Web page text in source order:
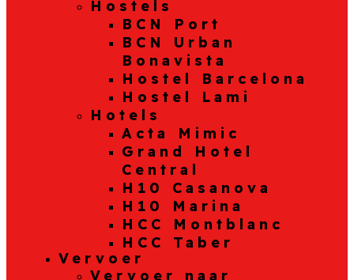
Hostels
BCN Port
BCN Urban
Bonavista
Hostel Barcelona
Hostel Lami
Hotels
Acta Mimic
Grand Hotel
Central
H10 Casanova
H10 Marina
HCC Montblanc
HCC Taber
Vervoer
Vervoer naar